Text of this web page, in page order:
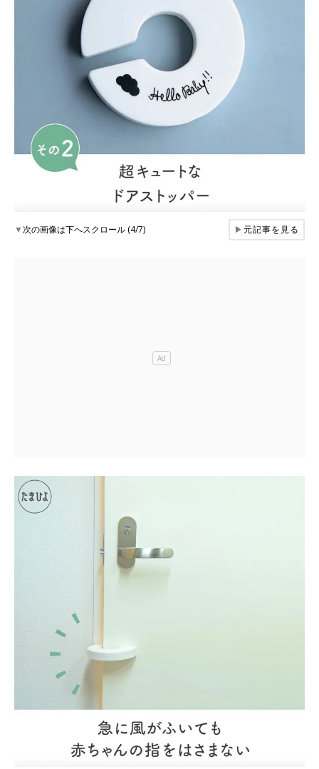
▼次の画像は下へスクロール (4/7) ▶元記事を見る